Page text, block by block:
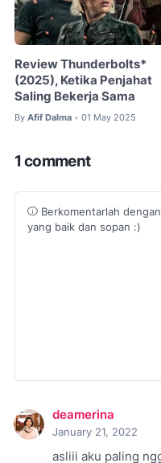
Review Thunderbolts*
(2025), Ketika Penjahat
Saling Bekerja Sama
By Afif Dalma • 01 May 2025
1 comment
Berkomentarlah
yang baik dan sopan :)
deamerina
January 21, 2022
asliii aku paling